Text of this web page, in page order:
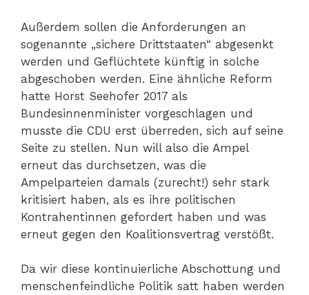
Außerdem sollen die Anforderungen an
sogenannte „sichere Drittstaaten“ abgesenkt
werden und Geflüchtete künftig in solche
abgeschoben werden. Eine ähnliche Reform
hatte Horst Seehofer 2017 als
Bundesinnenminister vorgeschlagen und
musste die CDU erst überreden, sich auf seine
Seite zu stellen. Nun will also die Ampel
erneut das durchsetzen, was die
Ampelparteien damals (zurecht!) sehr stark
kritisiert haben, als es ihre politischen
Kontrahentinnen gefordert haben und was
erneut gegen den Koalitionsvertrag verstößt.
Da wir diese kontinuierliche Abschottung und
menschenfeindliche Politik satt haben werden